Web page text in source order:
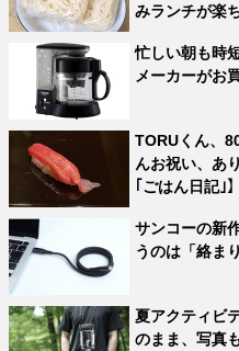
みランチが楽
忙しい朝も時
メーカーがお
TORUくん、
んお祝い、あ
｢ごはん日記｣】
サンコーの新
うのは「絡ま
夏アクティビ
のまま、写真